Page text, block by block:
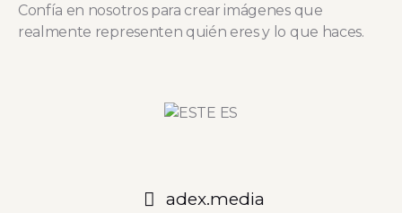
Confía en nosotros para crear imágenes que
realmente representen quién eres y lo que haces.
adex.media